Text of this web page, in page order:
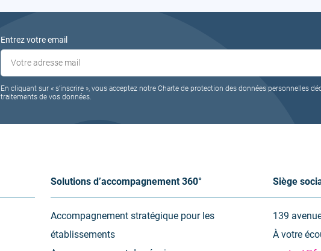
Entrez votre email
En cliquant sur « s’inscrire », vous acceptez notre Charte de protection des données personnelles
traitements de vos données.
Solutions d’accompagnement 360°
Accompagnement stratégique pour les
établissements
Siège
139
À votre